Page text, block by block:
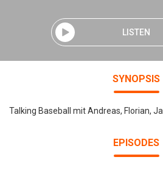
LISTEN
SYNOPSIS
Talking Baseball mit Andreas, Florian,
EPISODES